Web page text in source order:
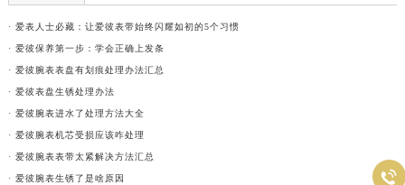
· 爱表人士必藏：让爱彼表带始终闪耀如初的5个习惯
· 爱彼保养第一步：学会正确上发条
· 爱彼腕表表盘有划痕处理办法汇总
· 爱彼表盘生锈处理办法
· 爱彼腕表进水了处理方法大全
· 爱彼腕表机芯受损应该咋处理
· 爱彼腕表表带太紧解决方法汇总
· 爱彼腕表生锈了是啥原因 